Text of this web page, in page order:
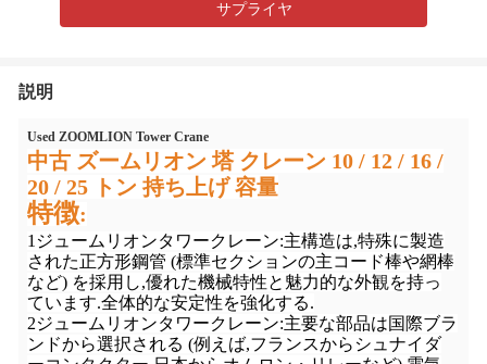
サプライヤ
説明
Used ZOOMLION Tower Crane
中古 ズームリオン 塔 クレーン 10 / 12 / 16 /
20 / 25 トン 持ち上げ 容量
特徴:
1ジュームリオンタワークレーン:主構造は,特殊に製造
された正方形鋼管 (標準セクションの主コード棒や網棒
など) を採用し,優れた機械特性と魅力的な外観を持っ
ています.全体的な安定性を強化する.
2ジュームリオンタワークレーン:主要な部品は国際ブラ
ンドから選択される (例えば,フランスからシュナイダ